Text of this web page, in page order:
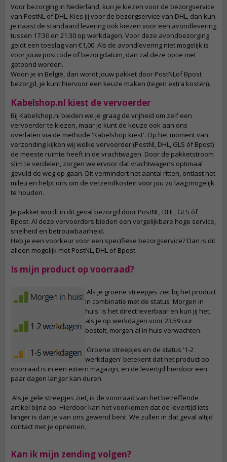
Voor bezorging in Nederland, kun je kiezen voor de bezorgservice
van PostNL of DHL. Kies jij voor de bezorgservice van DHL, dan kun
je naast de standaard levering ook kiezen voor een avondlevering
tussen 17:30 en 21:30 op werkdagen. Voor deze avondbezorging
geldt een toeslag van €1,00. Als de avondlevering niet mogelijk is
voor jouw postcode of bezorgdatum, dan zal deze optie niet
getoond worden.
Woon je in België, dan wordt jouw pakket door PostNLof Bpost
bezorgd, je kunt hiervoor een keuze maken (tegen extra kosten).
Kabelshop.nl kiest de vervoerder
Bij Kabelshop.nl bieden we je graag de vrijheid om zelf een
vervoerder te kiezen, maar je kunt de keuze ook aan ons
overlaten via de methode 'Kabelshop kiest'. Op het moment van
verzending kijken wij welke vervoerder (PostNl, DHL, GLS óf Bpost)
de meeste ruimte heeft in de vrachtwagen. Door de pakketstroom
slim te verdelen, zorgen we ervoor dat vrachtwagens optimaal
gevuld de weg op gaan. Dit vermindert het aantal ritten, ontlast het
mileu en helpt ons om de verzendkosten voor jou zo laag mogelijk
te houden.
Je pakket wordt in dit geval bezorgd door PostNL, DHL, GLS óf
Bpost. Al deze vervoerders bieden een vergelijkbare hoge service,
snelheid en betrouwbaarheid.
Heb je een voorkeur voor een specifieke bezorgservice? Dan is dit
alleen mogelijk met PostNL, DHL of Bpost.
Is mijn product op voorraad?
Als je groene streepjes ziet bij het product
in combinatie met de status 'Morgen in
huis' is het direct leverbaar en kun jij het,
als je op werkdagen voor 23.59 uur
bestelt, morgen al in huis verwachten.
Groene streepjes en de status '1-2
werkdagen' betekent dat het product op
voorraad is in een extern magazijn, en de levertijd hierdoor een
paar dagen langer kan duren.
Als je gele streepjes ziet, is de voorraad van het betreffende
artikel bijna op. Hierdoor kan het voorkomen dat de levertijd iets
langer is dan je van ons gewend bent. We zullen in dat geval altijd
contact met je opnemen.
Kan ik mijn zending volgen?